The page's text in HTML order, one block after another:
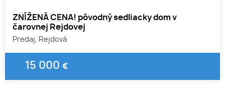
ZNÍŽENÁ CENA! pôvodný sedliacky dom v
čarovnej Rejdovej
Predaj, Rejdová
15 000 €